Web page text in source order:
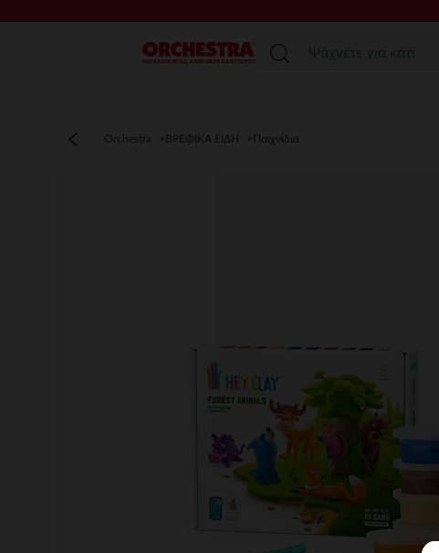
Μενού
Orchestra ΒΡΕΦΙΚΑ ΕΙΔΗ Παιχνίδια